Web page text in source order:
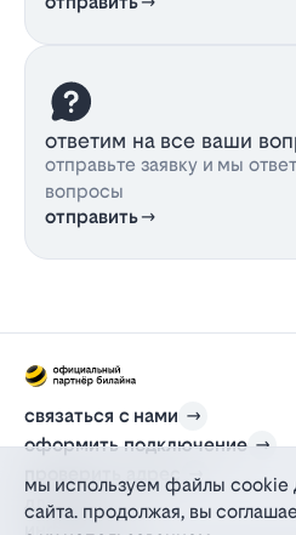
ответим на все ваши
отправьте заявку и мы
вопросы
отправить
связаться с нами
оформить подключение
проверить адрес
для дома
информация
мы используем файлы cookie
сайта. продолжая, вы